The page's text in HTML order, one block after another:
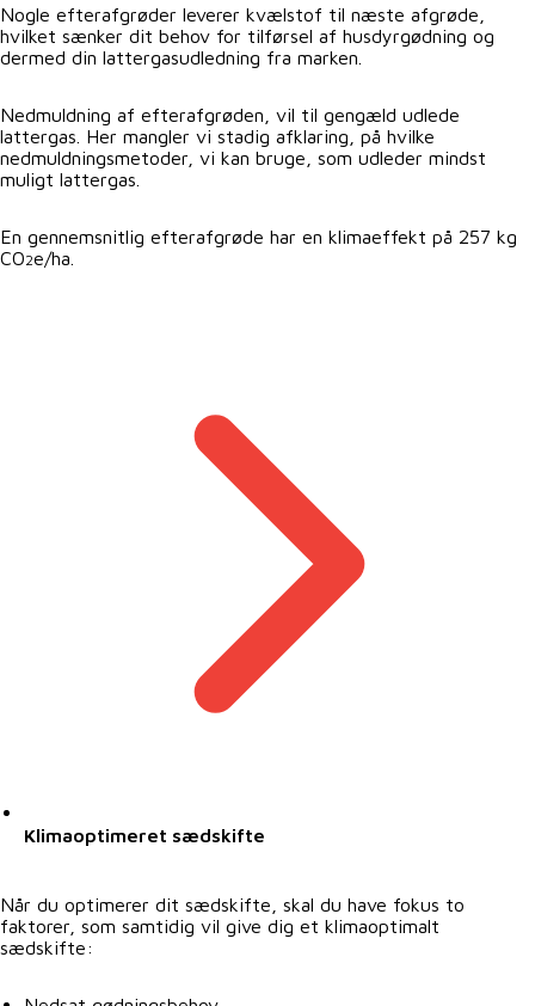
Nogle efterafgrøder leverer kvælstof til næste afgrøde,
hvilket sænker dit behov for tilførsel af husdyrgødning og
dermed din lattergasudledning fra marken.
Nedmuldning af efterafgrøden, vil til gengæld udlede
lattergas. Her mangler vi stadig afklaring, på hvilke
nedmuldningsmetoder, vi kan bruge, som udleder mindst
muligt lattergas.
En gennemsnitlig efterafgrøde har en klimaeffekt på 257 kg
CO2e/ha.
Klimaoptimeret sædskifte
Når du optimerer dit sædskifte, skal du have fokus to
faktorer, som samtidig vil give dig et klimaoptimalt
sædskifte: